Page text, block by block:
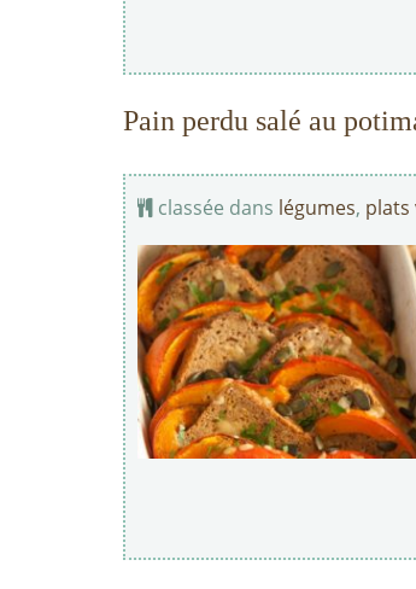
Pain perdu salé au
classée dans légumes, plats